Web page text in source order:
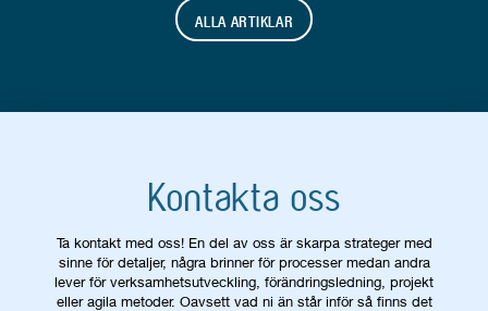
ALLA ARTIKLAR
Kontakta oss
Ta kontakt med oss! En del av oss är skarpa strateger med
sinne för detaljer, några brinner för processer medan andra
lever för verksamhetsutveckling, förändringsledning, projekt
eller agila metoder. Oavsett vad ni än står inför så finns det